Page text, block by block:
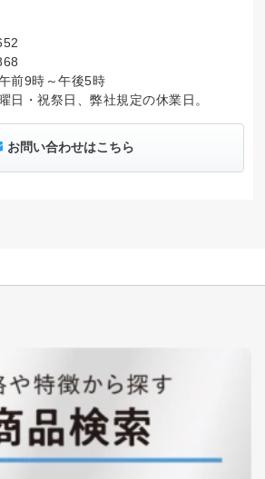
前9時～午後5時
日・祝祭日、弊社規定の休業日。
お問い合わせはこちら